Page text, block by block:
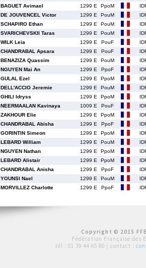
BAGUET Avimael 1299 E PpoM
DE JOUVENCEL Victor 1299 E PouM
SCHAPIRO Ethan 1299 E PouM
SVARICHEVSKII Taras 1299 E PouM
WILK Leia 1299 E PouF
CHANDRABAL Apsara 1299 E PouF
BENAZIZA Quassim 1299 E PouM
NGUYEN Mai An 1299 E PpoF
GULAL Ezel 1299 E PpoM
DELL'ACCIO Jeremie 1299 E PouM
GHILI Idryss 1299 E PpoM
NEERMAALAN Kavinaya 1009 E PouF
ZAKHOUR Elie 1299 E PpoM
CHANDRABAL Abisha 1299 E PpoF
GORINTIN Simeon 1299 E PpoM
LEBARD William 1299 E PouM
NGUYEN Nathan 1299 E PpoM
LEBARD Alistair 1299 E PpoM
CHANDRABAL Anisha 1299 E PpoF
YOUNSI Nael 1299 E PouM
MORVILLEZ Charlotte 1299 E PpoF
Copyright © 2015
Fédération Française des
tél : 01 39 44 65 80 | contact :